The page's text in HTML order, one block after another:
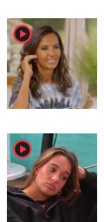
player2
player2